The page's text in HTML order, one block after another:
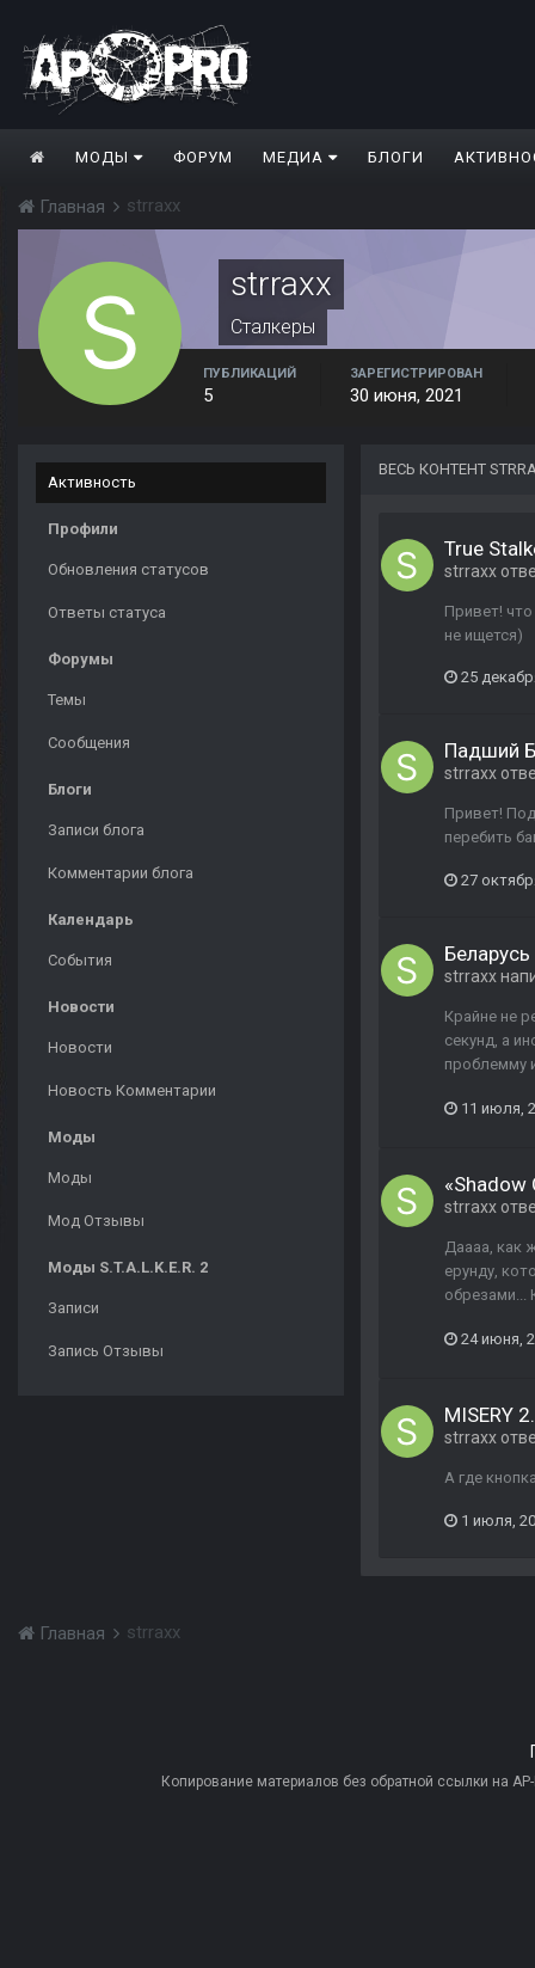
МОДЫ ФОРУМ МЕДИА БЛОГИ
Главная strraxx
strraxx
Сталкеры
ПУБЛИКАЦИЙ
5
ЗАРЕГИСТРИРОВАН
30 июня, 2021
Активность
Профили
Обновления статусов
Ответы статуса
Форумы
Темы
Сообщения
Блоги
Записи блога
Комментарии блога
Календарь
События
Новости
Новости
Новость Комментарии
Моды
Моды
Мод Отзывы
Моды S.T.A.L.K.E.R. 2
Записи
Запись Отзывы
ВЕСЬ КОНТЕНТ
True
strraxx
Привет!
не ищется)
25
Падший
strraxx
Привет!
перебить
27
Беларусь
strraxx
Крайне не
секунд, а
проблемму
11 июля,
«Shadow
strraxx
Даааа, как
ерунду,
обрезами...
24 июня,
MISERY
strraxx
А где
1 июля,
Главная strraxx
Копирование материалов без обратной ссылки на